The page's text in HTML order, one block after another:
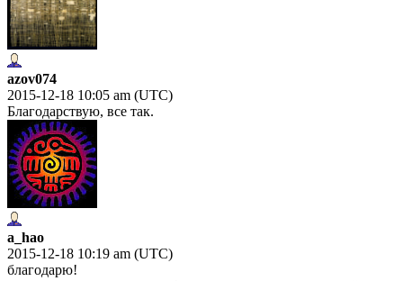
azov074
2015-12-18 10:05 am (UTC)
Благодарствую, все так.
a_hao
2015-12-18 10:19 am (UTC)
благодарю!